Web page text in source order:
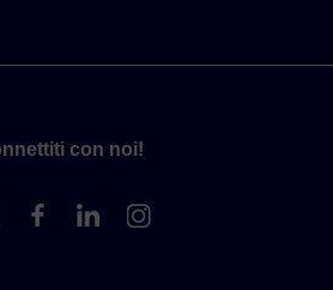
con noi!